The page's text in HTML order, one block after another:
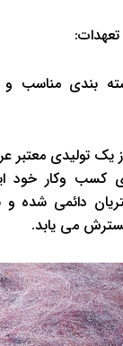
بندی مناسب
یک تولیدی معتبر
کسب وکار خود
دائمی شده و
می یابد.